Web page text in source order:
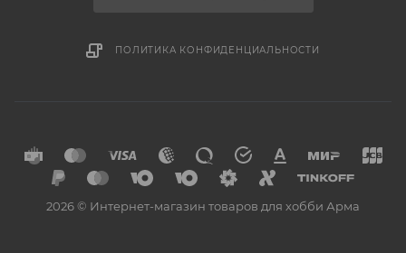
ПОЛИТИКА КОНФИДЕНЦИАЛЬНОСТИ
2026 © Интернет-магазин товаров для хобби Арма